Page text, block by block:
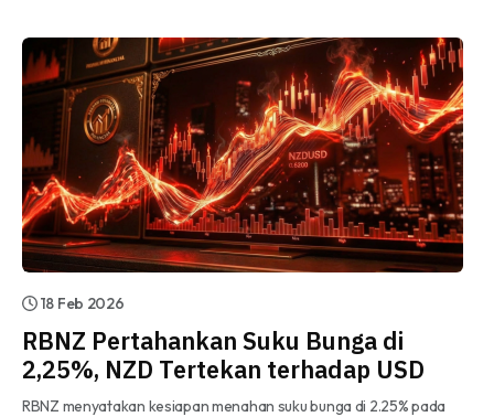
18 Feb 2026
RBNZ Pertahankan Suku Bunga di
2,25%, NZD Tertekan terhadap USD
RBNZ menyatakan kesiapan menahan suku bunga di 2.25% pada